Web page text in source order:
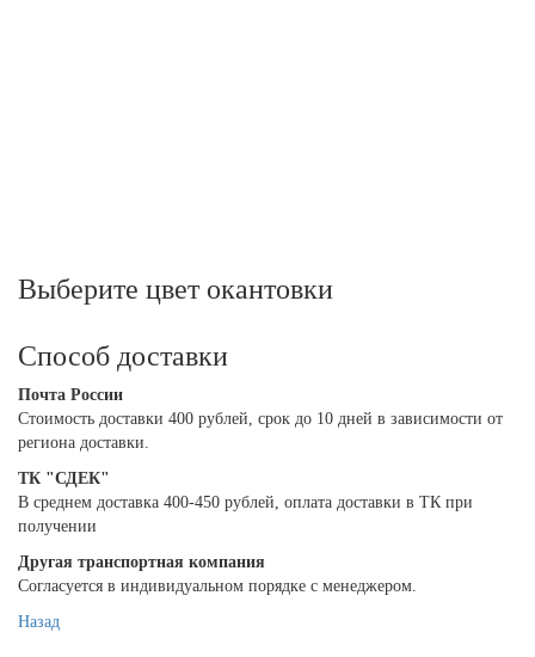
Выберите цвет окантовки
Способ доставки
Почта России
Cтоимость доставки 400 рублей, срок до 10 дней в зависимости от
региона доставки.
ТК "СДЕК"
В среднем доставка 400-450 рублей, оплата доставки в ТК при
получении
Другая транспортная компания
Согласуется в индивидуальном порядке с менеджером.
Назад